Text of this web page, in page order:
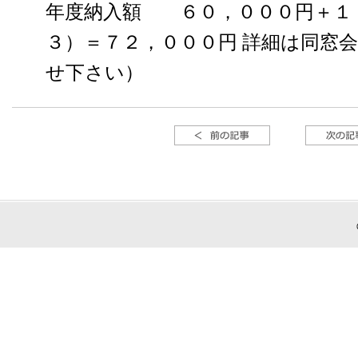
年度納入額 ６０，０００円＋１
３）＝７２，０００円 詳細は同窓
せ下さい）